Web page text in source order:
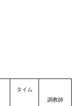
タイム
調教師